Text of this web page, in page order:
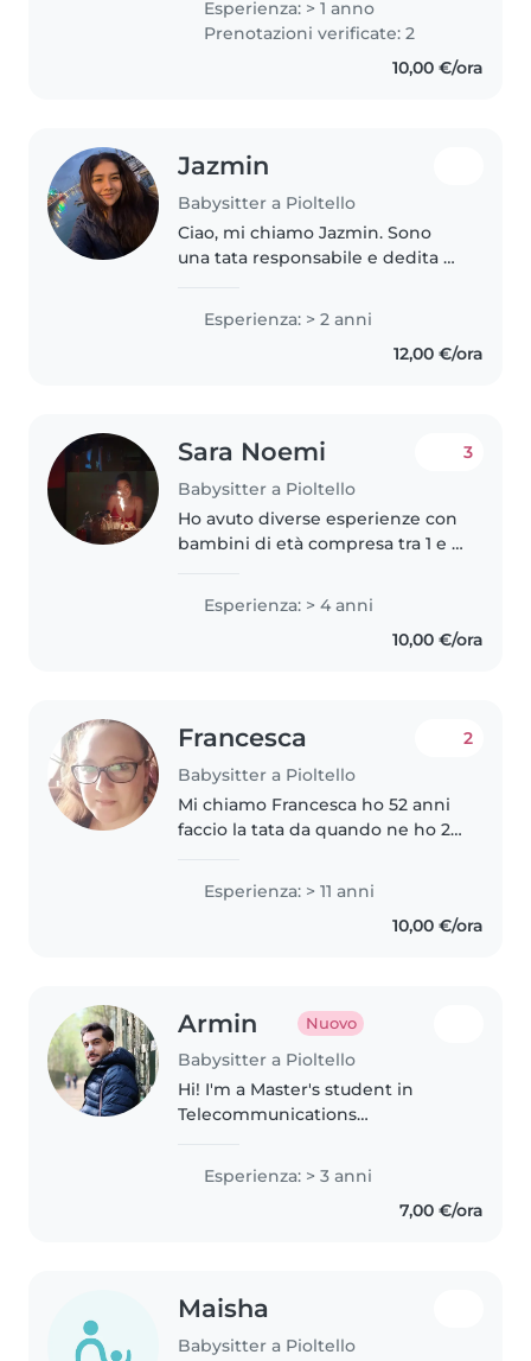
year of experience and skills in
drawing, language support,..
Esperienza: > 1 anno
Prenotazioni verificate: 2
10,00 €/ora
Jazmin
Babysitter a Pioltello
Ciao, mi chiamo Jazmin. Sono
una tata responsabile e dedita al
autentica per i bambini. Mi
considero una persona molto
paziente e attenta: qualità..
Esperienza: > 2 anni
12,00 €/ora
Sara Noemi
Babysitter a Pioltello
3
Ho avuto diverse esperienze con
bambini di età compresa tra 1 e i
frequenza ad un corso di baby
sitter (dove ho fatto anche il
primo soccorso e manovre di..
Esperienza: > 4 anni
10,00 €/ora
Francesca
Babysitter a Pioltello
2
Mi chiamo Francesca ho 52 anni
faccio la tata da quando ne ho 20
Esperienza: > 11 anni
10,00 €/ora
Armin Nuovo
Babysitter a Pioltello
Hi! I'm a Master's student in
Telecommunications
Milano. I'm a friendly,
responsible, and patient person,
and I really enjoy spending time
Esperienza: > 3 anni
7,00 €/ora
Maisha
Babysitter a Pioltello